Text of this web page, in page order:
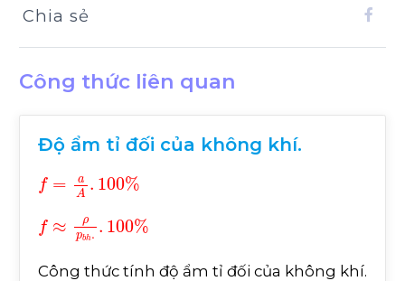
Chia sẻ
Công thức liên quan
Độ ẩm tỉ đối của không khí.
f= .100%
≈ bh 100%
Công thức tính độ ẩm tỉ đối của không khí.